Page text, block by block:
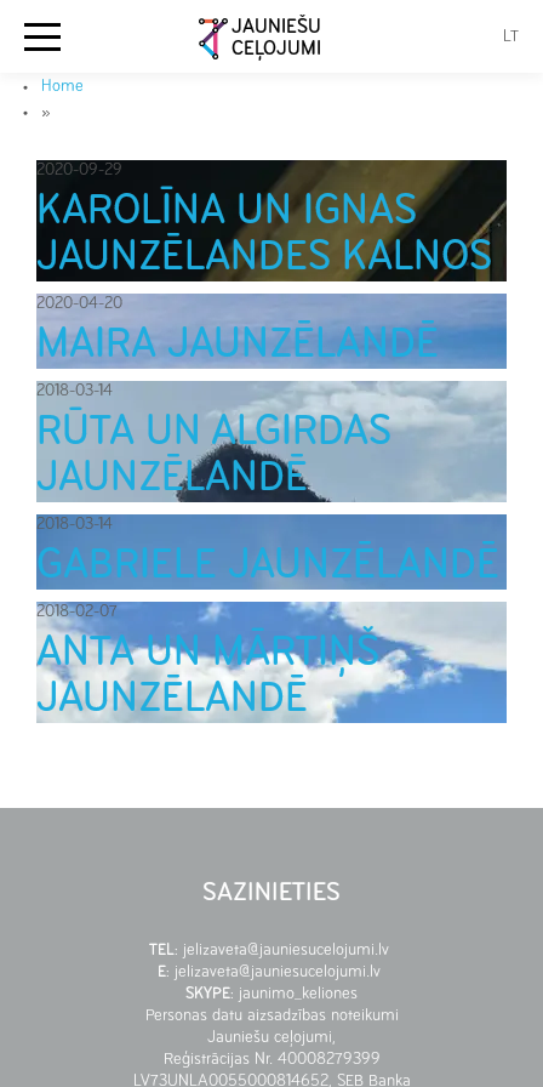
Home
»
2020-09-29
KAROLĪNA UN IGNAS
JAUNZĒLANDES KALNOS
2020-04-20
MAIRA JAUNZĒLANDĒ
2018-03-14
RŪTA UN ALGIRDAS
JAUNZĒLANDĒ
2018-03-14
GABRIELE JAUNZĒLANDĒ
2018-02-07
ANTA UN MĀRTIŅŠ
JAUNZĒLANDĒ
SAZINIETIES
TEL: jelizaveta@jauniesucelojumi.lv
E: jelizaveta@jauniesucelojumi.lv
SKYPE: jaunimo_keliones
Personas datu aizsadzības noteikumi
Jauniešu ceļojumi,
Reģistrācijas Nr. 40008279399
LV73UNLA0055000814652, SEB Banka
JAUNIEŠU
CEĻOJUMI
LT